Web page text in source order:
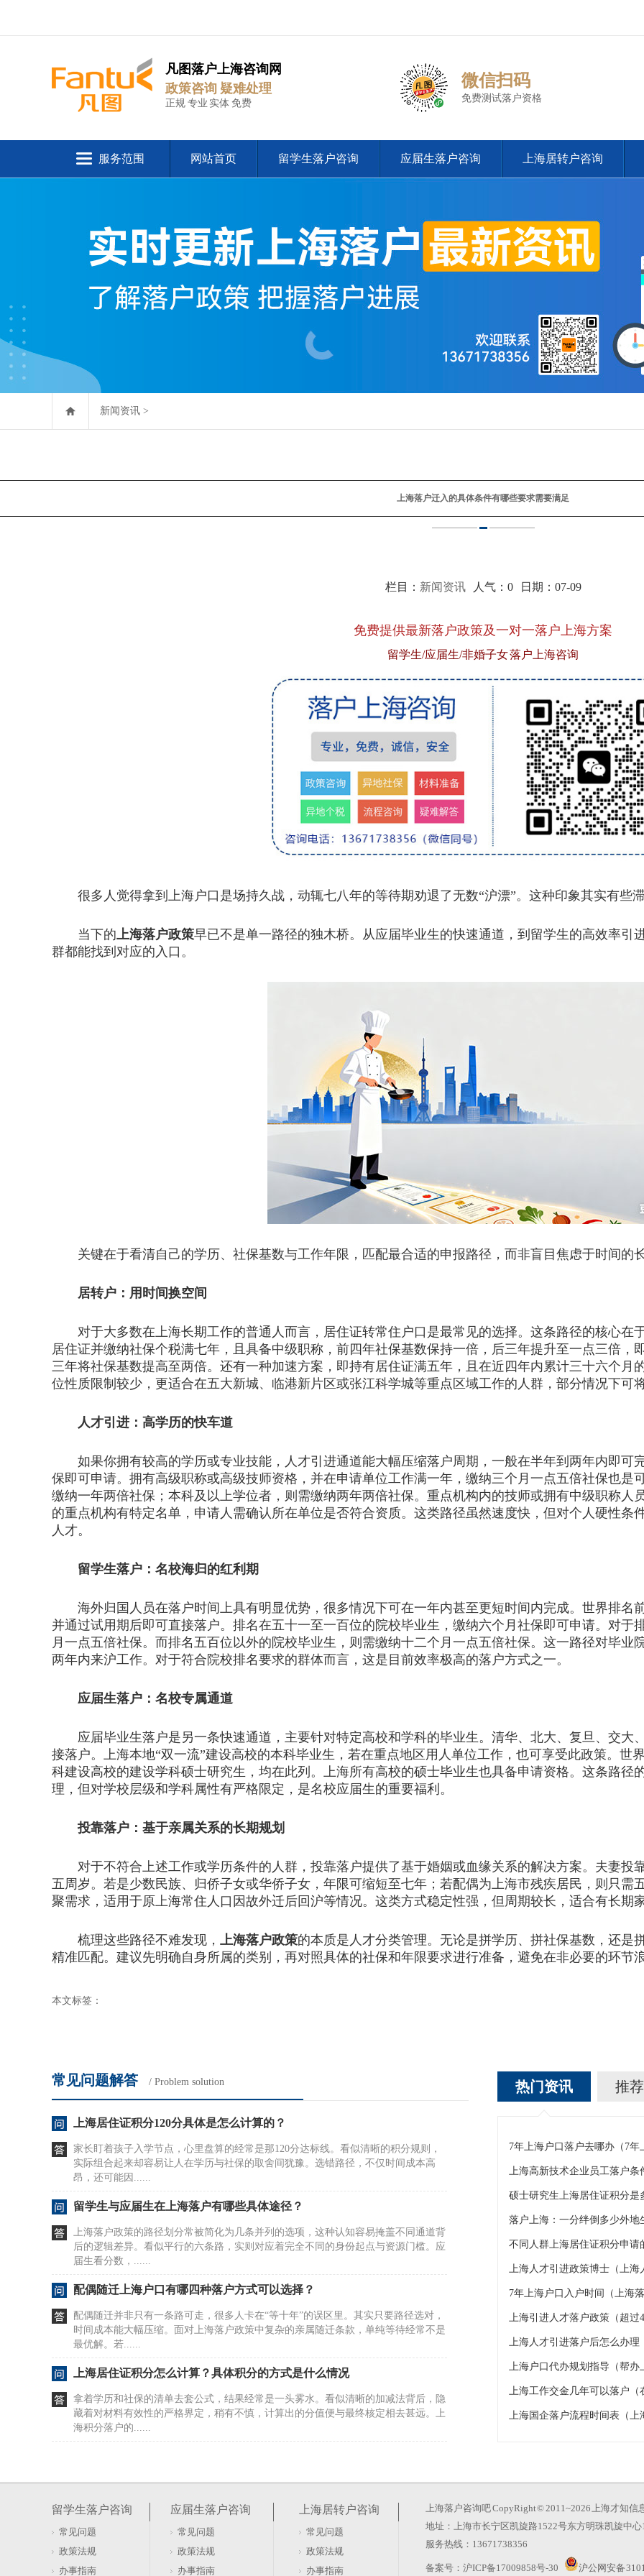
凡图落户上海咨询网
政策咨询 疑难处理
正规 专业 实体 免费
微信扫码
免费测试落户资格
服务范围 网站首页 留学生落户咨询 应届生落户咨询 上海居转户咨询
新闻资讯 >
上海落户迁入的具体条件有哪些要求需要满足
栏目： 新闻资讯人气： 0日期：07-09
免费提供最新落户政策及一对一落户上海方案
留学生/应届生/非婚子女 落户上海咨询
很多人觉得拿到上海户口是场持久战，动辄七八年的等待期劝退了无数“沪漂”。这种印象其实有些
当下的上海落户政策早已不是单一路径的独木桥。从应届毕业生的快速通道，到留学生的高效率引
群都能找到对应的入口。
关键在于看清自己的学历、社保基数与工作年限，匹配最合适的申报路径，而非盲目焦虑于时间的
居转户：用时间换空间
对于大多数在上海长期工作的普通人而言，居住证转常住户口是最常见的选择。这条路径的核心在
居住证并缴纳社保个税满七年，且具备中级职称，前四年社保基数保持一倍，后三年提升至一点三倍，
三年将社保基数提高至两倍。还有一种加速方案，即持有居住证满五年，且在近四年内累计三十六个月
位性质限制较少，更适合在五大新城、临港新片区或张江科学城等重点区域工作的人群，部分情况下可
人才引进：高学历的快车道
如果你拥有较高的学历或专业技能，人才引进通道能大幅压缩落户周期，一般在半年到两年内即可
保即可申请。拥有高级职称或高级技师资格，并在申请单位工作满一年，缴纳三个月一点五倍社保也是
缴纳一年两倍社保；本科及以上学位者，则需缴纳两年两倍社保。重点机构内的技师或拥有中级职称人
的重点机构有特定名单，申请人需确认所在单位是否符合资质。这类路径虽然速度快，但对个人硬性条
人才。
留学生落户：名校海归的红利期
海外归国人员在落户时间上具有明显优势，很多情况下可在一年内甚至更短时间内完成。世界排名
并通过试用期后即可直接落户。排名在五十一至一百位的院校毕业生，缴纳六个月社保即可申请。对于
月一点五倍社保。而排名五百位以外的院校毕业生，则需缴纳十二个月一点五倍社保。这一路径对毕业
两年内来沪工作。对于符合院校排名要求的群体而言，这是目前效率极高的落户方式之一。
应届生落户：名校专属通道
应届毕业生落户是另一条快速通道，主要针对特定高校和学科的毕业生。清华、北大、复旦、交大
接落户。上海本地“双一流”建设高校的本科毕业生，若在重点地区用人单位工作，也可享受此政策。世
科建设高校的建设学科硕士研究生，均在此列。上海所有高校的硕士毕业生也具备申请资格。这条路径
理，但对学校层级和学科属性有严格限定，是名校应届生的重要福利。
投靠落户：基于亲属关系的长期规划
对于不符合上述工作或学历条件的人群，投靠落户提供了基于婚姻或血缘关系的解决方案。夫妻投
五周岁。若是少数民族、归侨子女或华侨子女，年限可缩短至七年；若配偶为上海市残疾居民，则只需
聚需求，适用于原上海常住人口因故外迁后回沪等情况。这类方式稳定性强，但周期较长，适合有长期
梳理这些路径不难发现， 上海落户政策的本质是人才分类管理。无论是拼学历、拼社保基数，还是
精准匹配。建议先明确自身所属的类别，再对照具体的社保和年限要求进行准备，避免在非必要的环节
本文标签：
常见问题解答 / Problem solution
上海居住证积分120分具体是怎么计算的？
家长盯着孩子入学节点，心里盘算的经常是那120分达标线。看似清晰的积分规则，
实际组合起来却容易让人在学历与社保的取舍间犹豫。选错路径，不仅时间成本高
昂，还可能因......
留学生与应届生在上海落户有哪些具体途径？
上海落户政策的路径划分常被简化为几条并列的选项，这种认知容易掩盖不同通道背
后的逻辑差异。看似平行的六条路，实则对应着完全不同的身份起点与资源门槛。应
届生看分数，......
配偶随迁上海户口有哪四种落户方式可以选择？
配偶随迁并非只有一条路可走，很多人卡在“等十年”的误区里。其实只要路径选对，
时间成本能大幅压缩。面对上海落户政策中复杂的亲属随迁条款，单纯等待经常不是
最优解。若......
上海居住证积分怎么计算？具体积分的方式是什么情况
拿着学历和社保的清单去套公式，结果经常是一头雾水。看似清晰的加减法背后，隐
藏着对材料有效性的严格界定，稍有不慎，计算出的分值便与最终核定相去甚远。上
海积分落户的......
很多人盯着社保和劳动合同，以为这是办证的硬门槛。2026年的政策调整却反其道而
本与租赁......
软考证书能否用于上海居住证积分落户办理
盯着软考证书发呆，以为拿到手就能直接兑换上海户口？这种想法太天真。上海积分
热门资讯 推
7年上海户口落户去哪办（7
上海高新技术企业员工落户
硕士研究生上海居住证积分
不同人群上海居住证积分申请
上海人才引进政策博士（上海
7年上海户口入户时间（上海
上海引进人才落户政策（超过
上海人才引进落户后怎么办
上海户口代办规划指导（帮办
上海工作交金几年可以落户
上海国企落户流程时间表（上
留学生落户咨询
常见问题
政策法规
办事指南
应届生落户咨询
常见问题
政策法规
办事指南
上海居转户咨询
常见问题
政策法规
办事指南
上海落户咨询吧CopyRight © 2011~2026 上海才知信
地址：上海市长宁区凯旋路1522号东方明珠凯旋中心
服务热线：13671738356
备案号： 沪ICP备17009858号-30 沪公网安备